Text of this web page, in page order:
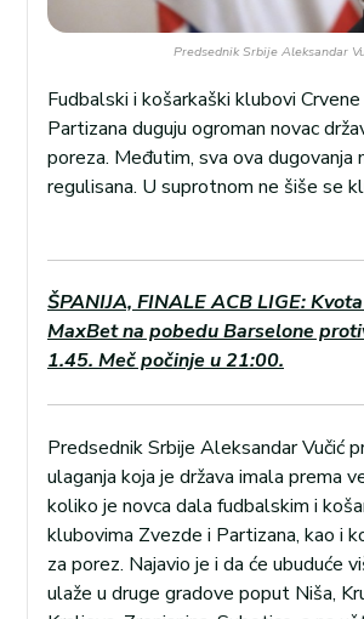
Predsednik Srbije Aleksandar
Fudbalski i košarkaški klubovi
Partizana duguju ogroman novac
poreza. Međutim, sva ova dugovanja
regulisana. U suprotnom ne šiše se
ŠPANIJA, FINALE ACB LIGE:
MaxBet na pobedu Barselone
1.45. Meč počinje u 21:00.
Predsednik Srbije Aleksandar Vučić
ulaganja koja je država imala prema
koliko je novca dala fudbalskim i
klubovima Zvezde i Partizana, kao i
za porez. Najavio je i da će ubuduće
ulaže u druge gradove poput Niša,